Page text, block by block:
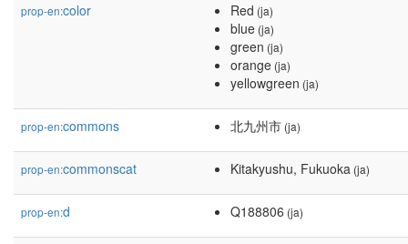
prop-en:color Red (ja)
blue (ja)
green (ja)
orange (ja)
yellowgreen (ja)
prop-en:commons 北九州市 (ja)
prop-en:commonscat Kitakyushu, Fukuoka (ja)
prop-en:d Q188806 (ja)